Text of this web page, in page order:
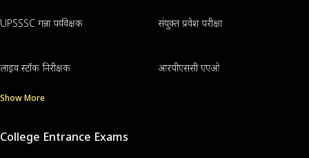
UPSSSC गन्ना पर्यवेक्षक संयुक्त प्रवेश परीक्षा
लाइव स्टॉक निरीक्षक आरपीएससी एएओ
Show More
College Entrance Exams